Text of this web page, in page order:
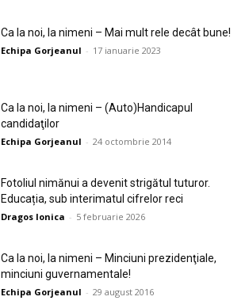
Ca la noi, la nimeni – Mai mult rele decât bune!
Echipa Gorjeanul - 17 ianuarie 2023
Ca la noi, la nimeni – (Auto)Handicapul
candidaţilor
Echipa Gorjeanul - 24 octombrie 2014
Fotoliul nimănui a devenit strigătul tuturor.
Educația, sub interimatul cifrelor reci
Dragos Ionica - 5 februarie 2026
Ca la noi, la nimeni – Minciuni prezidenţiale,
minciuni guvernamentale!
Echipa Gorjeanul - 29 august 2016